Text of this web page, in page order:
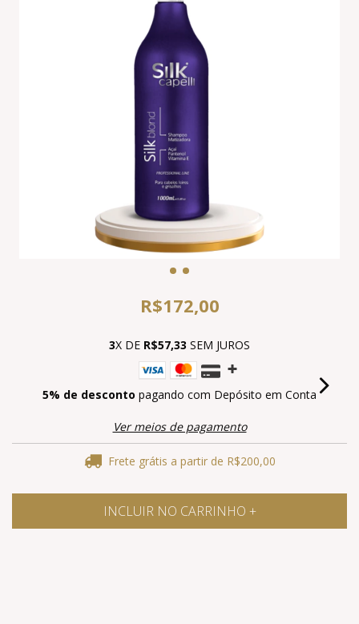
R$172,00
3X DE R$57,33 SEM JUROS
5% de desconto pagando com Depósito em Conta
Ver meios de pagamento
Frete grátis a partir de R$200,00